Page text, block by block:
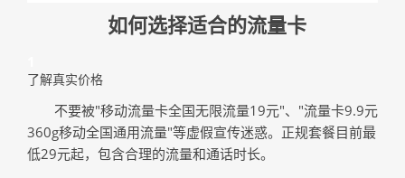
如何选择适合的流量卡
了解真实价格
不要被"移动流量卡全国无限流量19元"、"流量卡9.9元
360g移动全国通用流量"等虚假宣传迷惑。正规套餐目前最
低29元起，包含合理的流量和通话时长。